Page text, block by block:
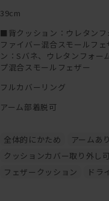
39cm
■背クッション：ウレタンフ
ファイバー混合スモールフ
ン：Sバネ、ウレタンフォー
プ混合スモールフェザー
フルカバーリング
アーム部着脱可
全体的にかため アームあり
クッションカバー取り外し
フェザークッション
ドラ